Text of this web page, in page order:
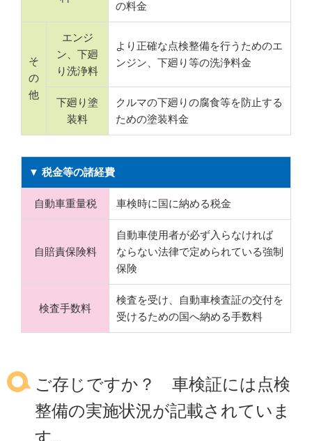
の料金
そ
の
他
エンジ
ン、下廻
り洗浄料
より正確な点検整備を行うためのエ
ンジン、下廻り等の洗浄料金
下廻り塗
装料
クルマの下廻りの腐食等を防止する
ための塗装料金
▼ 税金等の諸経費
自動車重量税 車検時に国に納める税金
自賠責保険料
自動車使用者が必ず入らなければ
ならない法律で定められている強制
保険
検査手数料
検査を受け、自動車検査証の交付を
受けるための国へ納める手数料
ご存じですか？ 車検証には点検
整備の実施状況が記載されていま
す。